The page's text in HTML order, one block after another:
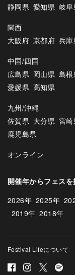
静岡県 愛知県 岐
関西
大阪府 京都府 兵
中国/四国
広島県 岡山県 島
愛媛県 高知県
九州/沖縄
佐賀県 大分県 宮
鹿児島県
オンライン
開催年からフェスを
2026年 2025年
2019年 2018年
Festival Lifeについて